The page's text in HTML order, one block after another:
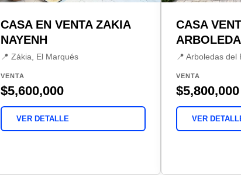
CASA EN VENTA ZAKIA
NAYENH
📍 Zákia, El Marqués
VENTA
$5,600,000
VER DETALLE
CASA
📍 Arboledas
VENTA
$5,800,000
VER